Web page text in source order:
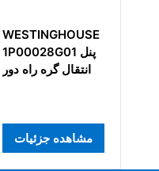
WESTINGHOUSE
1P00028G01 پنل
انتقال گره راه دور
مشاهده جزئیات